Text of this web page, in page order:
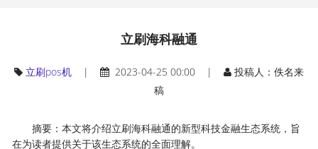
立刷海科融通
立刷pos机| 2023-04-25 00:00 |
投稿人：佚名来
稿
摘要：本文将介绍立刷海科融通的新型科技金融生态系统，旨
在为读者提供关于该生态系统的全面理解。